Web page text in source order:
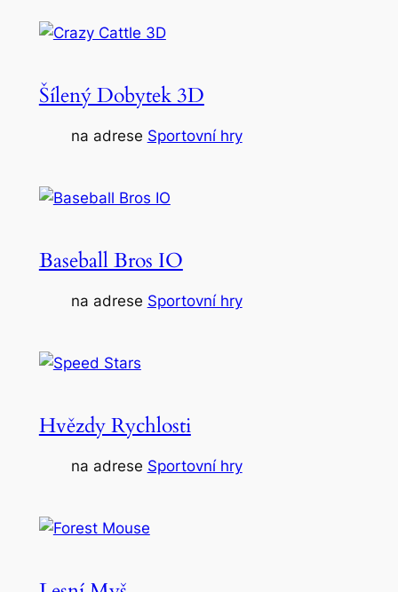
Šílený Dobytek 3D
na adrese Sportovní hry
Baseball Bros IO
na adrese Sportovní hry
Hvězdy Rychlosti
na adrese Sportovní hry